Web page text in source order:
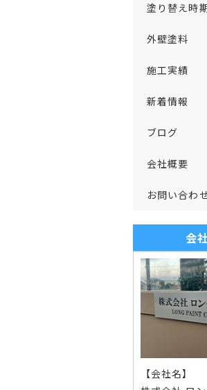
塗り替え時
外壁塗料
施工実績
新着情報
ブログ
会社概要
お問い合わ
会
【会社名】